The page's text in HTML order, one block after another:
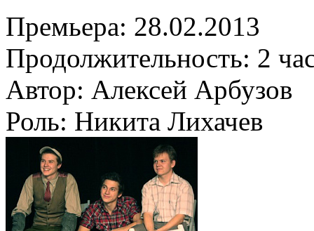
Премьера: 28.02.2013
Продолжительность: 2
Автор: Алексей Арбузов
Роль: Никита Лихачев